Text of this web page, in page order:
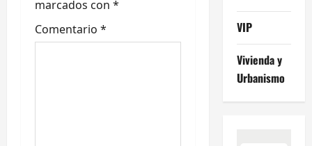
d
e
marcados con *
Comentario *
VIP
Vivienda y
Urbanismo